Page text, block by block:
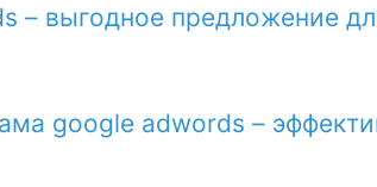
– выгодное предложение
google adwords –